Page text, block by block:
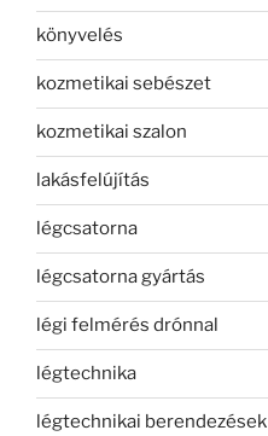
könyvelés
kozmetikai sebészet
kozmetikai szalon
lakásfelújítás
légcsatorna
légcsatorna gyártás
légi felmérés drónnal
légtechnika
légtechnikai berendezések